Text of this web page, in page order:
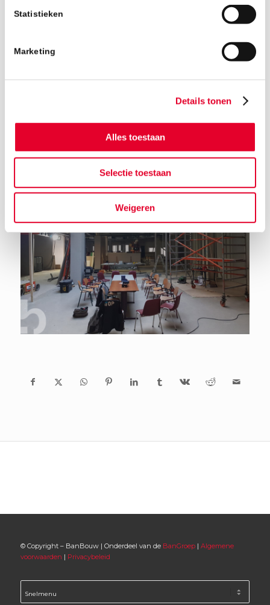
Statistieken
Marketing
Details tonen
Alles toestaan
Selectie toestaan
Weigeren
© Copyright – BanBouw | Onderdeel van de BanGroep| Algemene
voorwaarden | Privacybeleid